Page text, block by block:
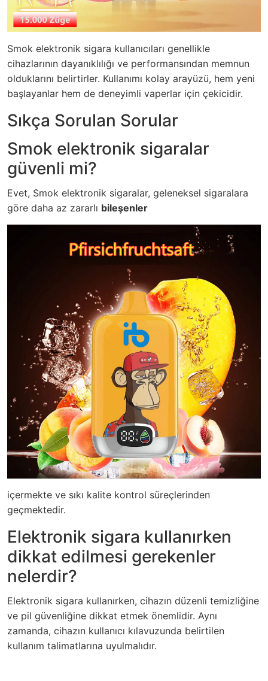
Smok elektronik sigara kullanıcıları genellikle
cihazlarının dayanıklılığı ve performansından memnun
olduklarını belirtirler. Kullanımı kolay arayüzü, hem yeni
başlayanlar hem de deneyimli vaperlar için çekicidir.
Sıkça Sorulan Sorular
Smok elektronik sigaralar
güvenli mi?
Evet, Smok elektronik sigaralar, geleneksel sigaralara
göre daha az zararlı bileşenler
içermekte ve sıkı kalite kontrol süreçlerinden
geçmektedir.
Elektronik sigara kullanırken
dikkat edilmesi gerekenler
nelerdir?
Elektronik sigara kullanırken, cihazın düzenli temizliğine
ve pil güvenliğine dikkat etmek önemlidir. Aynı
zamanda, cihazın kullanıcı kılavuzunda belirtilen
kullanım talimatlarına uyulmalıdır.